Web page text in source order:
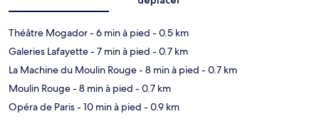
Théâtre Mogador- 6 min à pied - 0.5 km
Galeries Lafayette- 7 min à pied - 0.7 km
La Machine du Moulin Rouge- 8 min à pied - 0.7 km
Moulin Rouge- 8 min à pied - 0.7 km
Opéra de Paris- 10 min à pied - 0.9 km